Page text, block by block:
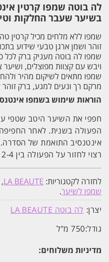
יבש
ופגום
|
לה
בוטה
LA
BEAUTE
לה בוטה שמפו קרטין
בשיער שעבר החלקות
שמפו ללא מלחים מכיל קרטין
זוהר ושמן ארגן טבעי שידוע
שמפו לה בוטה מעניק ברק לכל
ויבש עם קצוות מפוצלים, ושיער
שמפו מתאים לשיקום מהיר
מרקם רך ונעים למגע, ברק
הוראות שימוש בשמפו
חפפי את השיער היטב שטפי
הפעולה בשנית. לאחר
אינטנסיב התואמת של הסדרה.
רצוי לחזור על הפעולה בין 2-4 פעמים בשבוע.
לחזרה לקטגוריות: LA BEAUTE
,
שמפו לשיער.
יצרן: לה בוטה LA BEAUTE
גודל:750 מ"ל
מדיניות משלוחים: